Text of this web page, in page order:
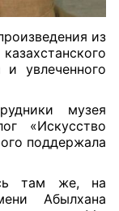
из
и увлеченного
музея
«Искусство
поддержала
там же, на
Абылхана